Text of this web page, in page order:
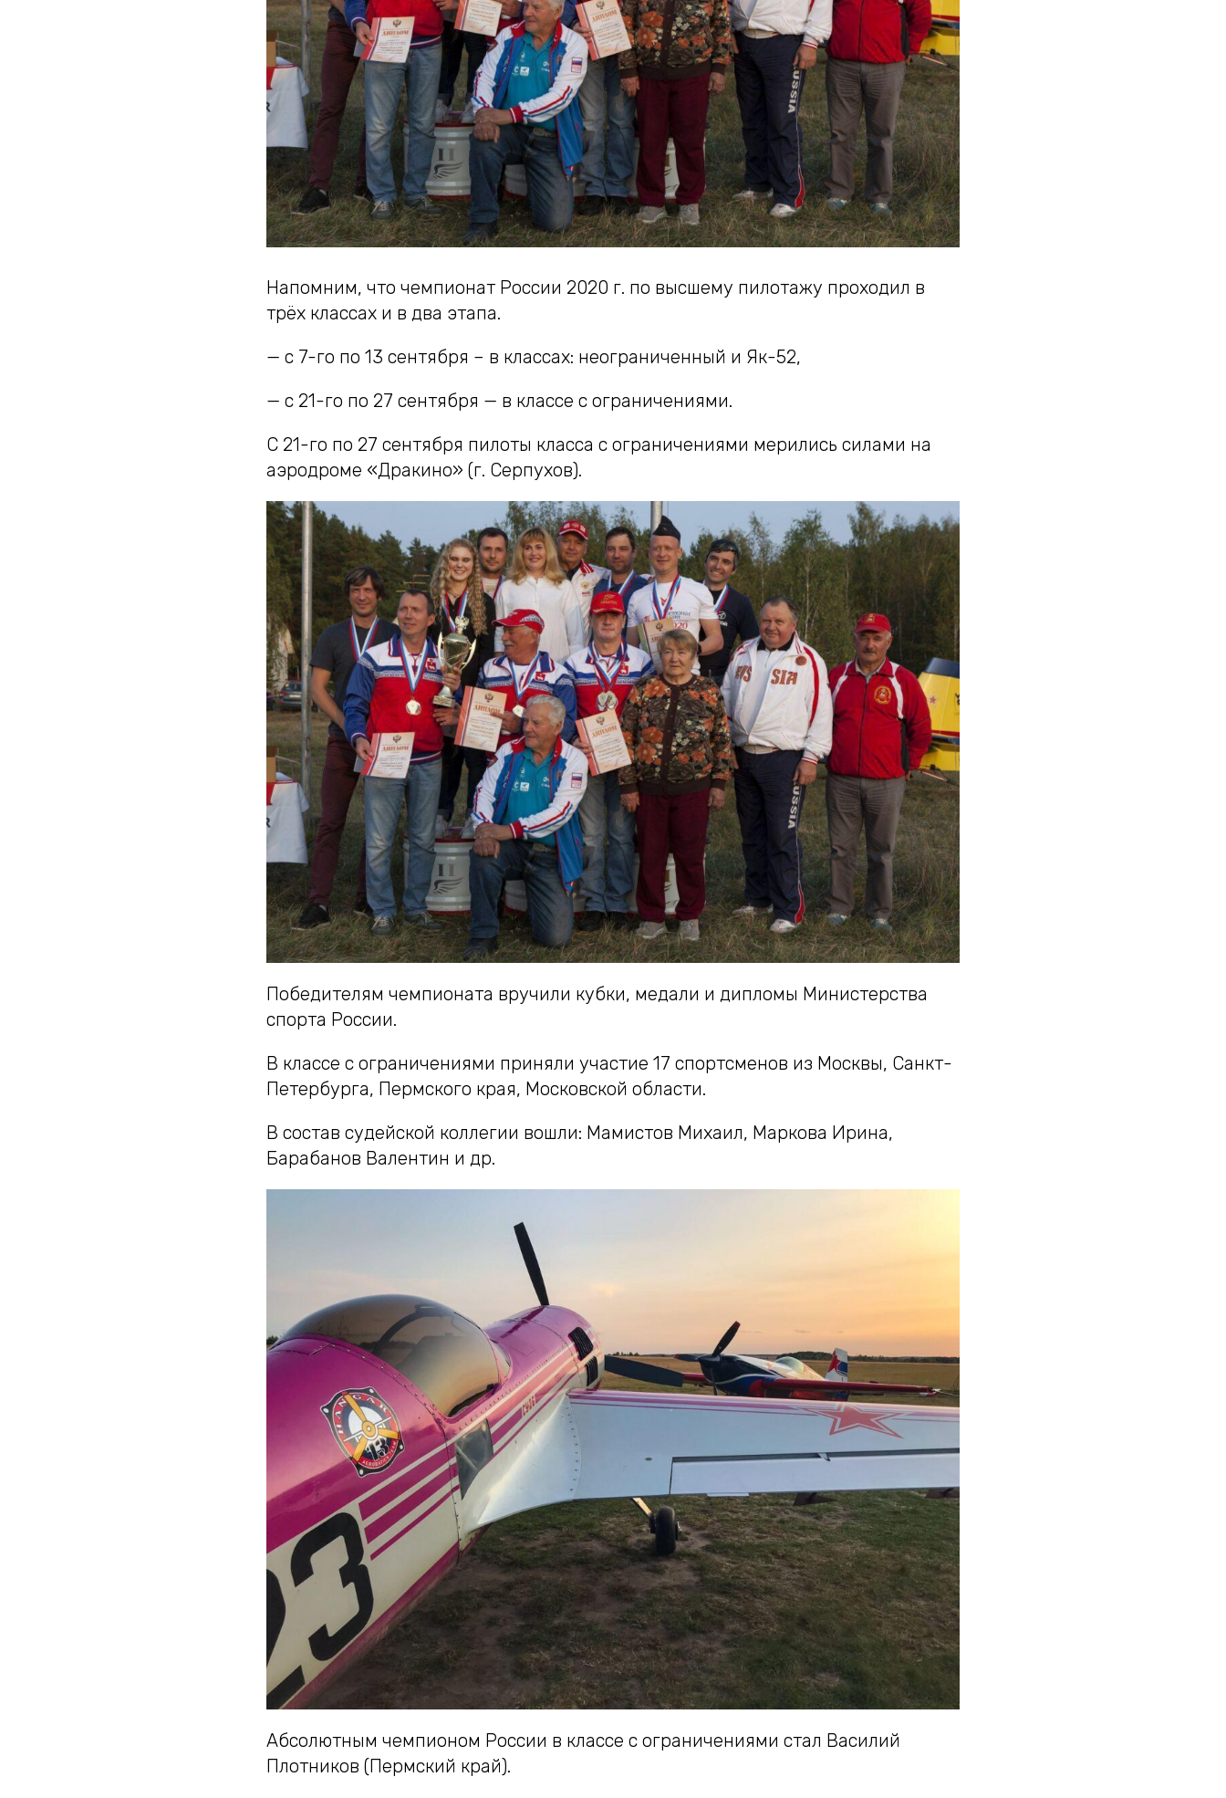
Напомним, что чемпионат России 2020 г. по высшему пилотажу проходил в
трёх классах и в два этапа.
— с 7-го по 13 сентября – в классах: неограниченный и Як-52,
— с 21-го по 27 сентября — в классе с ограничениями.
С 21-го по 27 сентября пилоты класса с ограничениями мерились силами на
аэродроме «Дракино» (г. Серпухов).
Победителям чемпионата вручили кубки, медали и дипломы Министерства
спорта России.
В классе с ограничениями приняли участие 17 спортсменов из Москвы, Санкт-
Петербурга, Пермского края, Московской области.
В состав судейской коллегии вошли: Мамистов Михаил, Маркова Ирина,
Барабанов Валентин и др.
Абсолютным чемпионом России в классе с ограничениями стал Василий
Плотников (Пермский край).